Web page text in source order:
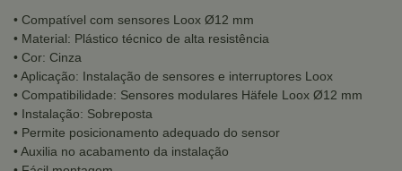
• Compatível com sensores Loox Ø12 mm
• Material: Plástico técnico de alta resistência
• Cor: Cinza
• Aplicação: Instalação de sensores e interruptores Loox
• Compatibilidade: Sensores modulares Häfele Loox Ø12 mm
• Instalação: Sobreposta
• Permite posicionamento adequado do sensor
• Auxilia no acabamento da instalação